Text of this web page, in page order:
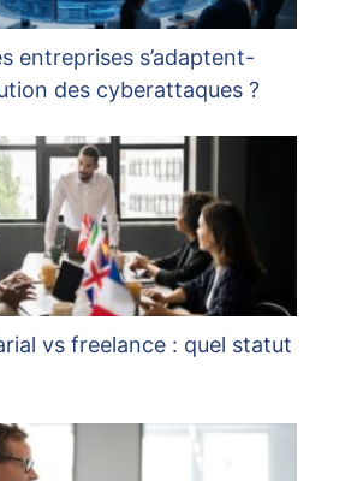
entreprises s’adaptent-
des cyberattaques ?
vs freelance : quel statut